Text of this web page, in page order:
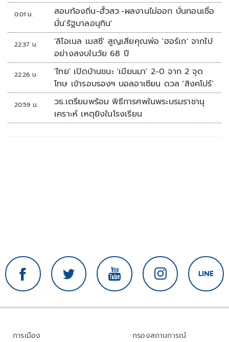
0:01 น.
สอบท้องถิ่น-ฮั้วสว.-ผลงานไม่ออก บั่นทอนเชื่อ
มั่น'รัฐบาลอนุทิน'
22:37 น.
'ลิโอเนล เมสซี' สูญเสียคุณพ่อ 'ฮอร์เก' จากไป
อย่างสงบในวัย 68 ปี
22:26 น.
'ไทย' เปิดบ้านชนะ 'เมียนมา' 2-0 จาก 2 จุด
โทษ เข้ารอบรองฯ บอลอาเซียน ดวล 'สิงคโปร์'
20:59 น.
วธ.เตรียมพร้อม พิธีการศพในพระบรมราชานุ
เคราะห์ เหตุยิงในโรงเรียน
การเมือง
กรองสถานการณ์